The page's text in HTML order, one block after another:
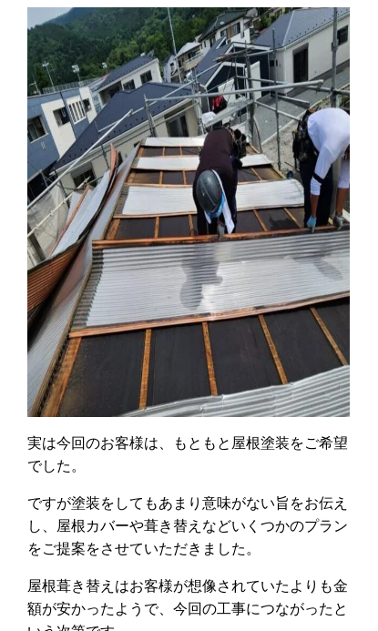
実は今回のお客様は、もともと屋根塗装をご希望
でした。
ですが塗装をしてもあまり意味がない旨をお伝え
し、屋根カバーや葺き替えなどいくつかのプラン
をご提案をさせていただきました。
屋根葺き替えはお客様が想像されていたよりも金
額が安かったようで、今回の工事につながったと